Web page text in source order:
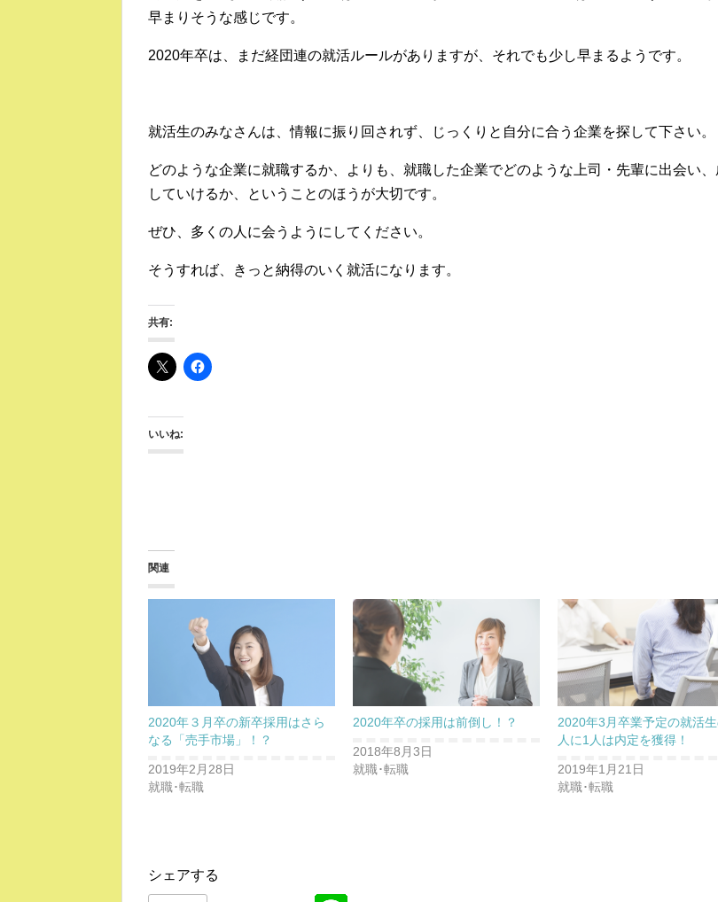
早まりそうな感じです。
2020年卒は、まだ経団連の就活ルールがありますが、それでも少し早まるようです。
就活生のみなさんは、情報に振り回されず、じっくりと自分に合う企業を探して下さい。
どのような企業に就職するか、よりも、就職した企業でどのような上司・先輩に出会い
していけるか、ということのほうが大切です。
ぜひ、多くの人に会うようにしてください。
そうすれば、きっと納得のいく就活になります。
共有:
いいね:
関連
2020年３月卒の新卒採用はさら
なる「売手市場」！？
2019年2月28日
就職･転職
2020年卒の採用は前倒し！？
2018年8月3日
就職･転職
2020年3月卒業予定の就活
人に1人は内定を獲得！
2019年1月21日
就職･転職
シェアする